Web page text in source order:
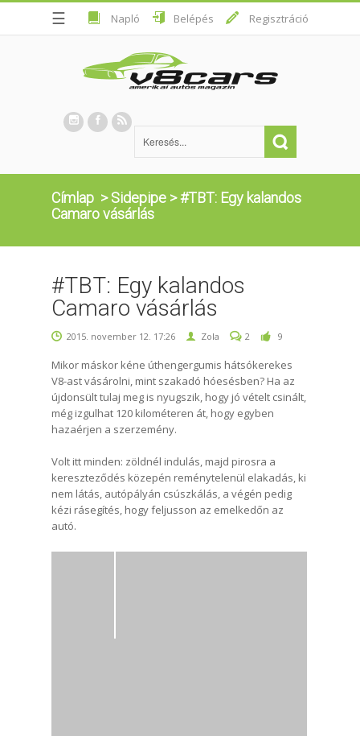
☰ Napló Belépés Regisztráció
Címlap >Sidepipe >#TBT: Egy kalandos
Camaro vásárlás
#TBT: Egy kalandos
Camaro vásárlás
2015. november 12. 17:26 Zola 2 9
Mikor máskor kéne úthengergumis hátsókerekes
V8-ast vásárolni, mint szakadó hóesésben? Ha az
újdonsült tulaj meg is nyugszik, hogy jó vételt csinált,
még izgulhat 120 kilométeren át, hogy egyben
hazaérjen a szerzemény.
Volt itt minden: zöldnél indulás, majd pirosra a
kereszteződés közepén reménytelenül elakadás, ki
nem látás, autópályán csúszkálás, a végén pedig
kézi rásegítés, hogy feljusson az emelkedőn az
autó.